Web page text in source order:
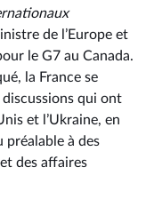
de l’Europe et
le G7 au Canada.
la France se
discussions qui ont
et l’Ukraine, en
préalable à des
des affaires